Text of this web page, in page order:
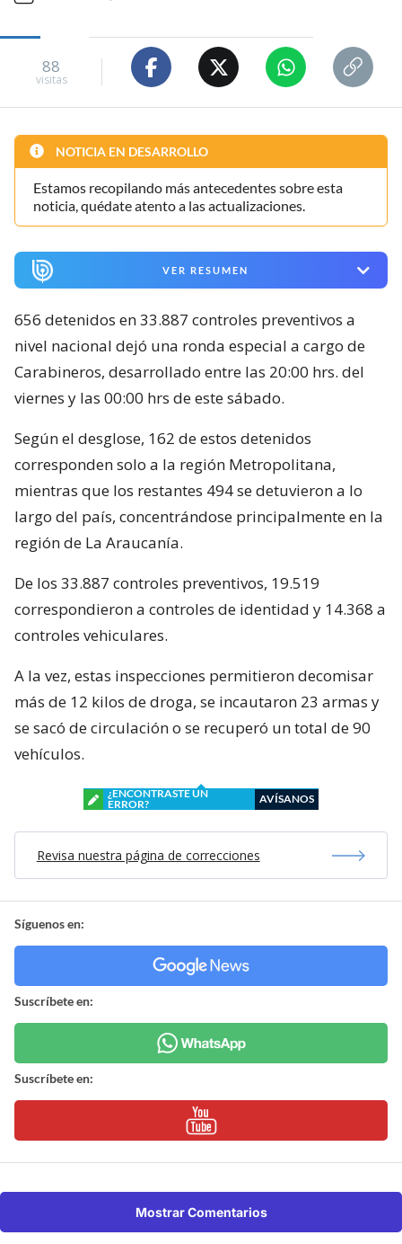
88
visitas
NOTICIA EN DESARROLLO
Estamos recopilando más antecedentes sobre esta
noticia, quédate atento a las actualizaciones.
VER RESUMEN
656 detenidos en 33.887 controles preventivos a
nivel nacional dejó una ronda especial a cargo de
Carabineros, desarrollado entre las 20:00 hrs. del
viernes y las 00:00 hrs de este sábado.
Según el desglose, 162 de estos detenidos
corresponden solo a la región Metropolitana,
mientras que los restantes 494 se detuvieron a lo
largo del país, concentrándose principalmente en la
región de La Araucanía.
De los 33.887 controles preventivos, 19.519
correspondieron a controles de identidad y 14.368 a
controles vehiculares.
A la vez, estas inspecciones permitieron decomisar
más de 12 kilos de droga, se incautaron 23 armas y
se sacó de circulación o se recuperó un total de 90
vehículos.
¿ENCONTRASTE UN
ERROR?
AVÍSANOS
Revisa nuestra página de correcciones
Síguenos en:
Suscríbete en:
Suscríbete en:
Mostrar Comentarios